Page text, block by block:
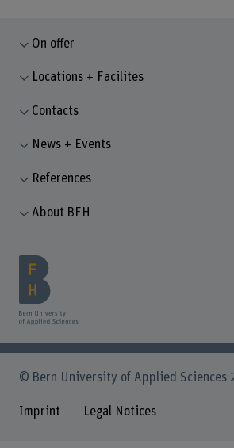
On offer
Locations + Facilites
Contacts
News + Events
References
About BFH
© Bern University of Applied Sciences
Imprint Legal Notices